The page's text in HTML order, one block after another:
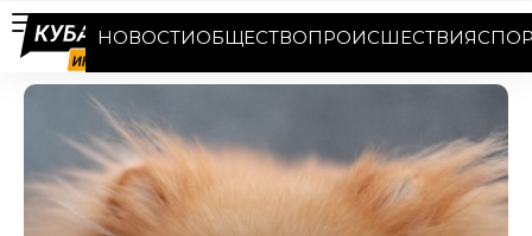
НОВОСТИОБЩЕСТВОПРОИСШЕСТВИЯ